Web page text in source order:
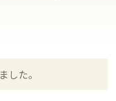
した。